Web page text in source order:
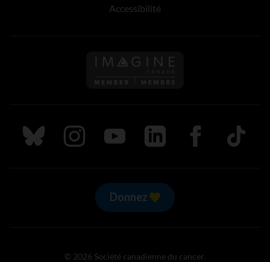
Accessibilité
Suivez nous sur Bluesky
Suivez nous sur Instagram
Suivez nous sur Youtube
Suivez nous sur LinkedIn
Suivez nous sur
TikTok
Donnez
© 2026 Société canadienne du cancer.